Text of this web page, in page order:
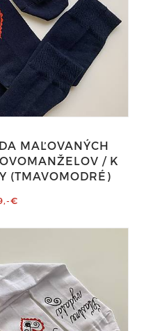
MAĽOVANÝCH
/ K
(TMAVOMODRÉ)
€